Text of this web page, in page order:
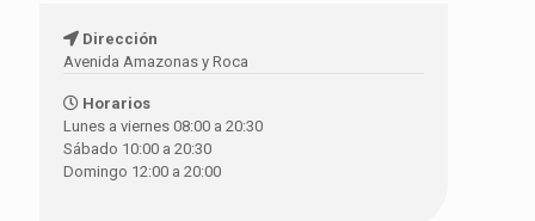
Dirección
Avenida Amazonas y Roca
Horarios
Lunes a viernes 08:00 a 20:30
Sábado 10:00 a 20:30
Domingo 12:00 a 20:00